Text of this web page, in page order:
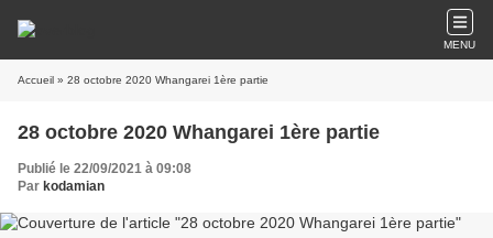
MENU
Accueil » 28 octobre 2020 Whangarei 1ère partie
28 octobre 2020 Whangarei 1ère partie
Publié le 22/09/2021 à 09:08
Par kodamian